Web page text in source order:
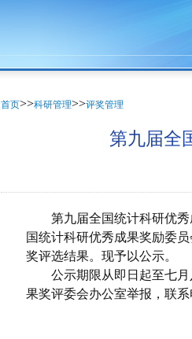
首页>>科研管理>>评奖管理
第九届全
第九届全国统计科研优秀
国统计科研优秀成果奖励委
奖评选结果。现予以公示。
公示期限从即日起至七月
果奖评委会办公室举报，联系